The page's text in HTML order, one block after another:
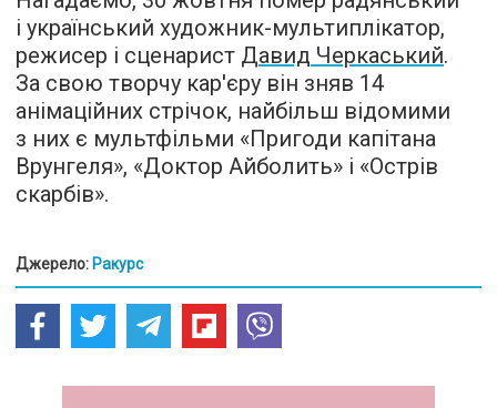
і український художник-мультиплікатор,
режисер і сценарист Давид Черкаський.
За свою творчу кар'єру він зняв 14
анімаційних стрічок, найбільш відомими
з них є мультфільми «Пригоди капітана
Врунгеля», «Доктор Айболить» і «Острів
скарбів».
Джерело: Ракурс